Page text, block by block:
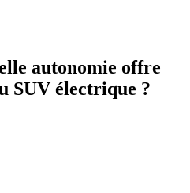
autonomie offre
SUV électrique ?